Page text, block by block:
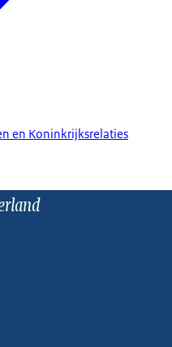
en Koninkrijksrelaties